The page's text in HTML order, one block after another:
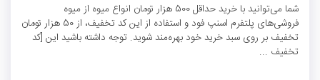
شما می‌توانید با خرید حداقل 500 هزار تومان انواع میوه از میوه
فروشی‌های پلتفرم اسنپ فود و استفاده از این کد تخفیف، از 50 هزار تومان
تخفیف بر روی سبد خرید خود بهره‌مند شوید. توجه داشته باشید این [کد
تخفیف ...